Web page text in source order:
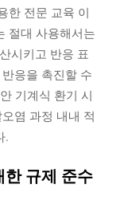
한 전문 교육 이
절대 사용해서는
시키고 반응 표
응을 촉진할 수
기계식 환기 시
염 과정 내내 적
.
규제 준수